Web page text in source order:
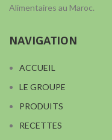
Alimentaires au Maroc.
NAVIGATION
ACCUEIL
LE GROUPE
PRODUITS
RECETTES